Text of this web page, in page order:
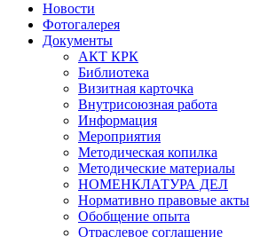
Новости
Фотогалерея
Документы
АКТ КРК
Библиотека
Визитная карточка
Внутрисоюзная работа
Информация
Мероприятия
Методическая копилка
Методические материалы
НОМЕНКЛАТУРА ДЕЛ
Нормативно правовые акты
Обобщение опыта
Отраслевое соглашение